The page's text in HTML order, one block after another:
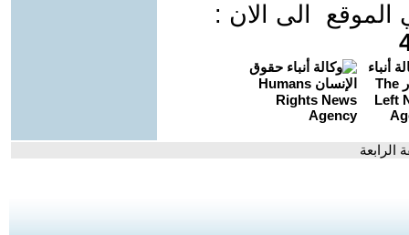
الى الان :